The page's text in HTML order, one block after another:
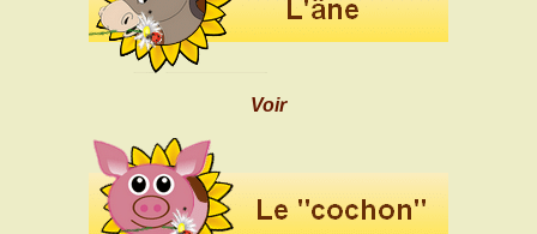
Voir